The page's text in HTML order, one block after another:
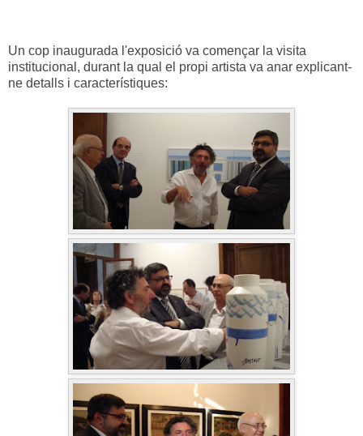
Un cop inaugurada l'exposició va començar la visita
institucional, durant la qual el propi artista va anar explicant-
ne detalls i característiques: